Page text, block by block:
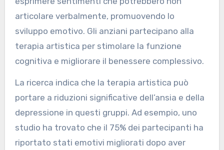
articolare verbalmente, promuovendo lo
sviluppo emotivo. Gli anziani partecipano alla
terapia artistica per stimolare la funzione
cognitiva e migliorare il benessere complessivo.
La ricerca indica che la terapia artistica può
portare a riduzioni significative dell’ansia e della
depressione in questi gruppi. Ad esempio, uno
studio ha trovato che il 75% dei partecipanti ha
riportato stati emotivi migliorati dopo aver